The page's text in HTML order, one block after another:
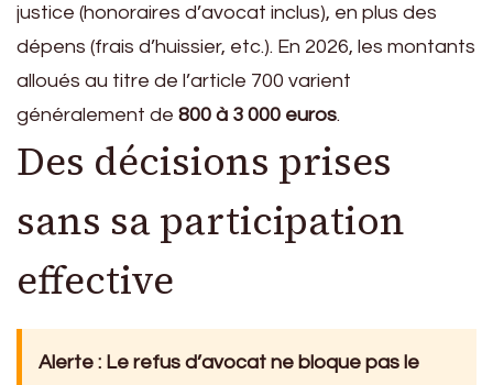
justice (honoraires d’avocat inclus), en plus des
dépens (frais d’huissier, etc.). En 2026, les montants
alloués au titre de l’article 700 varient
généralement de 800 à 3 000 euros.
Des décisions prises
sans sa participation
effective
Alerte : Le refus d’avocat ne bloque pas le